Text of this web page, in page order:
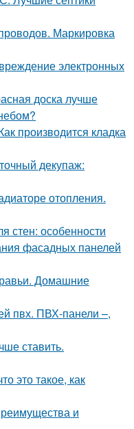
Маркировка
электронных
доска лучше
производится кладка
декупаж:
отопления.
стен: особенности
фасадных панелей
Домашние
пвх. ПВХ-панели –,
ставить.
это такое, как
и